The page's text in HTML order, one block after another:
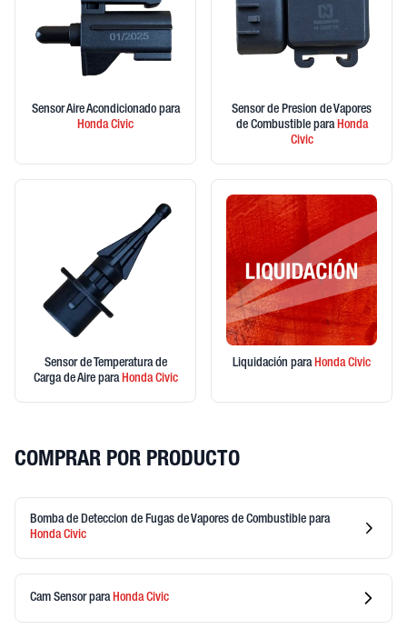
Sensor Aire Acondicionado para
HondaCivic
Sensor de Presion de Vapores
de Combustible paraHonda
Civic
Sensor de Temperatura de
Carga de Aire paraHondaCivic
Liquidación paraHondaCivic
COMPRAR POR PRODUCTO
Bomba de Deteccion de Fugas de Vapores de Combustible para
HondaCivic
Cam Sensorpara HondaCivic